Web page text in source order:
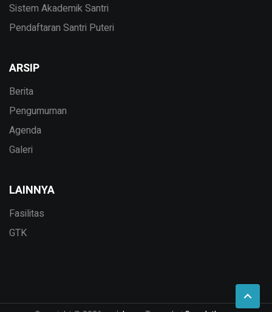
Sistem Akademik Santri
Pendaftaran Santri Puteri
ARSIP
Berita
Pengumuman
Agenda
Galeri
LAINNYA
Fasilitas
GTK